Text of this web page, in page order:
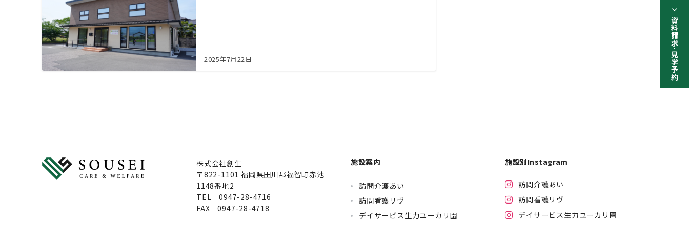
2025年7月22日
株式会社創生
〒822-1101 福岡県田川郡福智町赤池
1148番地2
TEL 0947-28-4716
FAX 0947-28-4718
施設案内
訪問介護あい
訪問看護リヴ
デイサービス生力ユーカリ園
施設別Instagram
訪問介護あい
訪問看護リヴ
デイサービス生力ユーカリ園
資料請求･見学予約